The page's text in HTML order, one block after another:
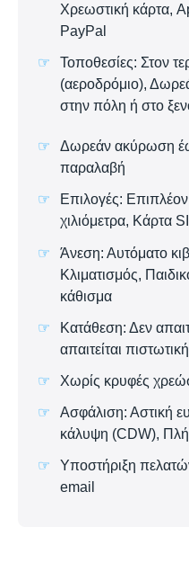
Χρεωστική κάρτα,
PayPal
Τοποθεσίες: Στον
(αεροδρόμιο),
στην πόλη ή στο
Δωρεάν ακύρωση
παραλαβή
Επιλογές:
χιλιόμετρα, Κάρτα
Άνεση: Αυτόματο
Κλιματισμός,
κάθισμα
Κατάθεση: Δεν
απαιτείται
Χωρίς κρυφές
Ασφάλιση: Αστική
κάλυψη (CDW),
Υποστήριξη
email